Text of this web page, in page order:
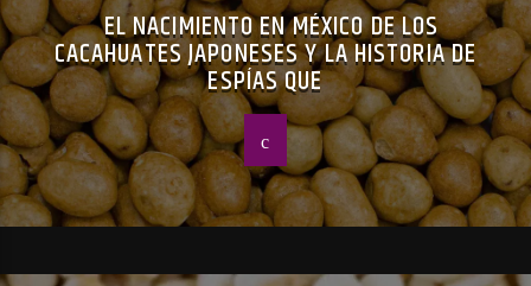
EL NACIMIENTO EN MÉXICO DE LOS
CACAHUATES JAPONESES Y LA HISTORIA DE
ESPÍAS QUE